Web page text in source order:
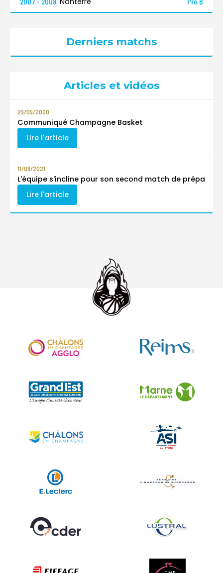
2007 - 2008 Pro B
Derniers matchs
Articles et vidéos
29/09/2020
Communiqué Champagne Basket
Lire l'article
11/09/2021
L'équipe s'incline pour son second match de prépa
Lire l'article